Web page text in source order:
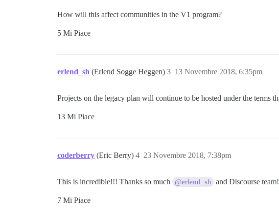
How will this affect communities in the V1 program?
5 Mi Piace
erlend_sh (Erlend Sogge Heggen) 13 Novembre 2018, 6:35pm
3
Projects on the legacy plan will continue to be hosted under the terms
13 Mi Piace
coderberry (Eric Berry) 23 Novembre 2018, 7:38pm
4
This is incredible!!! Thanks so much @erlend_sh and Discourse
7 Mi Piace